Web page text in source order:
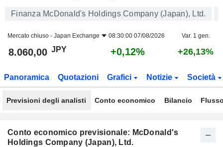
Finanza McDonald's Holdings Company (Japan), Ltd.
Mercato chiuso - Japan Exchange 08:30:00 07/08/2026 Var. 1 gen.
8.060,00 JPY +0,12% +26,13%
Panoramica Quotazioni Grafici Notizie Società
Previsioni degli analisti Conto economico Bilancio
Conto economico previsionale: McDonald's
Holdings Company (Japan), Ltd.